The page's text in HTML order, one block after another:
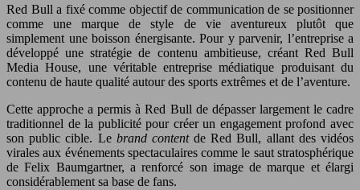
Red Bull a fixé comme objectif de communication de se positionner
comme une marque de style de vie aventureux plutôt que
simplement une boisson énergisante. Pour y parvenir, l’entreprise a
développé une stratégie de contenu ambitieuse, créant Red Bull
Media House, une véritable entreprise médiatique produisant du
contenu de haute qualité autour des sports extrêmes et de l’aventure.
Cette approche a permis à Red Bull de dépasser largement le cadre
traditionnel de la publicité pour créer un engagement profond avec
son public cible. Le brand contentde Red Bull, allant des vidéos
virales aux événements spectaculaires comme le saut stratosphérique
de Felix Baumgartner, a renforcé son image de marque et élargi
considérablement sa base de fans.